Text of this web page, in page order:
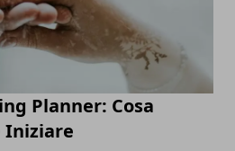
Planner: Cosa
Iniziare